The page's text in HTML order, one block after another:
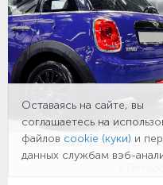
Механики нашего
47 000 автомобилей
Оставаясь на сайте, вы
соглашаетесь на
файлов cookie (куки) и
данных службам вэб-